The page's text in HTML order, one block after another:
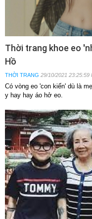
Thời trang khoe eo
Hồ
THỜI TRANG 29/10/2021 23:25:59
Có vòng eo 'con kiến' dù là
y hay hay áo hở eo.